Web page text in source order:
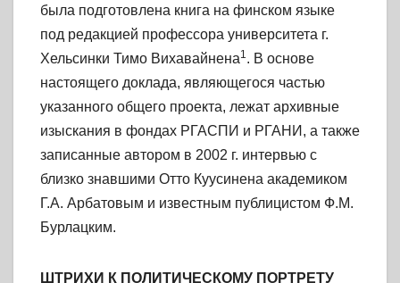
была подготовлена книга на финском языке
под редакцией профессора университета г.
Хельсинки Тимо Вихавайнена1 . В основе
настоящего доклада, являющегося частью
указанного общего проекта, лежат архивные
изыскания в фондах РГАСПИ и РГАНИ, а также
записанные автором в 2002 г. интервью с
близко знавшими Отто Куусинена академиком
Г.А. Арбатовым и известным публицистом Ф.М.
Бурлацким.
ШТРИХИ К ПОЛИТИЧЕСКОМУ ПОРТРЕТУ